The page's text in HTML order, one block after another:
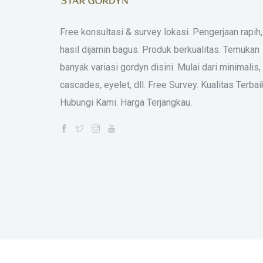
Free konsultasi & survey lokasi. Pengerjaan rapih,
hasil dijamin bagus. Produk berkualitas. Temukan
banyak variasi gordyn disini. Mulai dari minimalis,
cascades, eyelet, dll. Free Survey. Kualitas
Hubungi Kami. Harga Terjangkau.